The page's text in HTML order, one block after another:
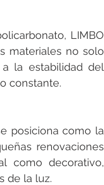
LIMBO
materiales no solo
la estabilidad del
constante.
posiciona como la
renovaciones
como decorativo,
de la luz.